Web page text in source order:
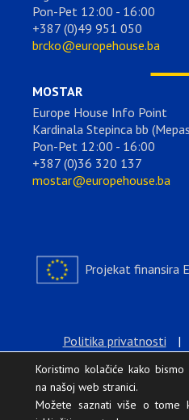
Pon-Pet 12:00 - 16:00
+387 (0)49 951 050
brcko@europehouse.ba
MOSTAR
Europe House Info Point
Kardinala Stepinca bb
Pon-Pet 12:00 - 16:00
+387 (0)36 320 137
mostar@europehouse.ba
Projekat finansira
Politika privatnosti |
Koristimo kolačiće kako
na našoj web stranici.
Možete saznati više o tome